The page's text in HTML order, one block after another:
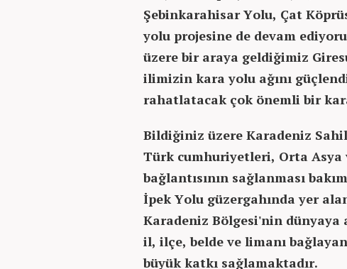
Şebinkarahisar Yolu, Çat
yolu projesine de devam
üzere bir araya geldiğimiz
ilimizin kara yolu ağını
rahatlatacak çok önemli bir
Bildiğiniz üzere Karadeniz
Türk cumhuriyetleri, Orta Asya
bağlantısının sağlanması
İpek Yolu güzergahında yer
Karadeniz Bölgesi'nin dünyaya
il, ilçe, belde ve limanı
büyük katkı sağlamaktadır.